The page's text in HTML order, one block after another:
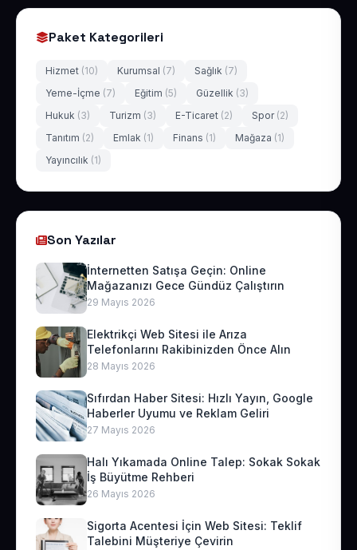
Paket Kategorileri
Hizmet (10) Kurumsal (7) Sağlık (7)
Yeme-İçme (7) Eğitim (5) Güzellik (3)
Hukuk (3) Turizm (3) E-Ticaret (2) Spor (2)
Tanıtım (2) Emlak (1) Finans (1) Mağaza (1)
Yayıncılık (1)
Son Yazılar
İnternetten Satışa Geçin: Online
Mağazanızı Gece Gündüz Çalıştırın
29 Mayıs 2026
Elektrikçi Web Sitesi ile Arıza
Telefonlarını Rakibinizden Önce Alın
28 Mayıs 2026
Sıfırdan Haber Sitesi: Hızlı Yayın, Google
Haberler Uyumu ve Reklam Geliri
27 Mayıs 2026
Halı Yıkamada Online Talep: Sokak Sokak
İş Büyütme Rehberi
26 Mayıs 2026
Sigorta Acentesi İçin Web Sitesi: Teklif
Talebini Müşteriye Çevirin